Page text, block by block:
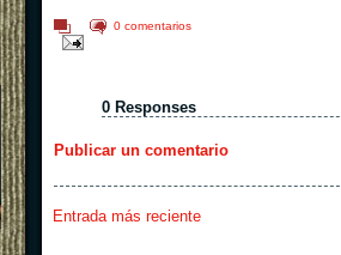
0 comentarios
0 Responses
Publicar un comentario
Entrada más reciente